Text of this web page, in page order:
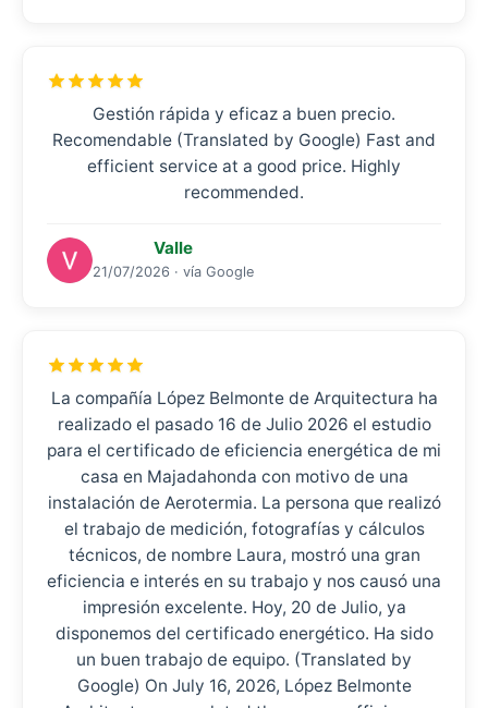
Gestión rápida y eficaz a buen precio.
Recomendable (Translated by Google) Fast and
efficient service at a good price. Highly
recommended.
Valle
21/07/2026 · vía Google
La compañía López Belmonte de Arquitectura ha
realizado el pasado 16 de Julio 2026 el estudio
para el certificado de eficiencia energética de mi
casa en Majadahonda con motivo de una
instalación de Aerotermia. La persona que realizó
el trabajo de medición, fotografías y cálculos
técnicos, de nombre Laura, mostró una gran
eficiencia e interés en su trabajo y nos causó una
impresión excelente. Hoy, 20 de Julio, ya
disponemos del certificado energético. Ha sido
un buen trabajo de equipo. (Translated by
Google) On July 16, 2026, López Belmonte